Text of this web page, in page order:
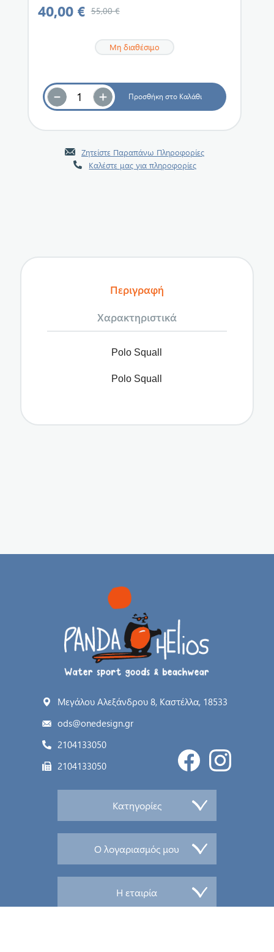
40,00 € 55,00 €
Μη διαθέσιμο
Ζητείστε Παραπάνω Πληροφορίες
Καλέστε μας για πληροφορίες
Περιγραφή
Χαρακτηριστικά
Polo Squall
Polo Squall
Μεγάλου Αλεξάνδρου 8, Καστέλλα, 18533
ods@onedesign.gr
2104133050
2104133050
Κατηγορίες
Ο λογαριασμός μου
Η εταιρία